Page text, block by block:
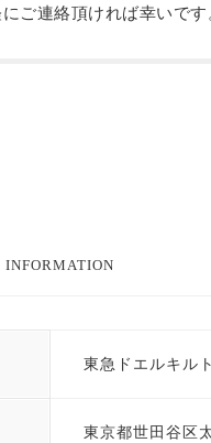
ご連絡頂ければ幸いです
INFORMATION
東急ドエルキル
東京都世田谷区